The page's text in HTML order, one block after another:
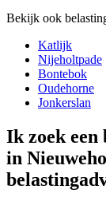
Bekijk ook
Katlijk
Nijeholtpade
Bontebok
Oudehorne
Jonkerslan
Ik zoek een
in